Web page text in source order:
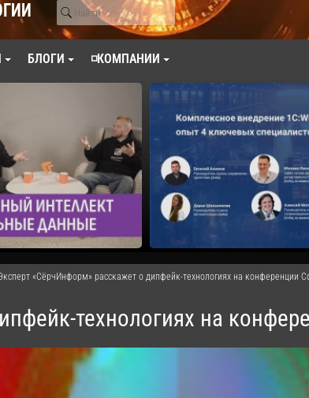
БЛОГИ ◽КОМПАНИИ
«СёрчИнформ» расскажет о дипфейк-технологиях на конференции
технологиях на